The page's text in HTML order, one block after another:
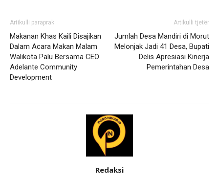
Artikulli paraprak
Makanan Khas Kaili Disajikan
Dalam Acara Makan Malam
Walikota Palu Bersama CEO
Adelante Community
Development
Artikulli tjetër
Jumlah Desa Mandiri di Morut
Melonjak Jadi 41 Desa, Bupati
Delis Apresiasi Kinerja
Pemerintahan Desa
Redaksi